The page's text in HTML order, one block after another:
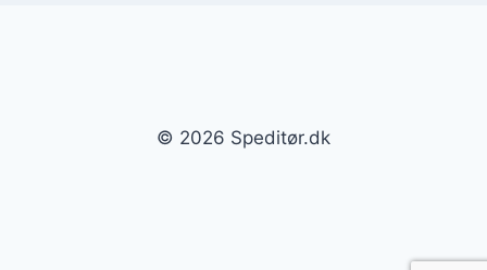
© 2026 Speditør.dk